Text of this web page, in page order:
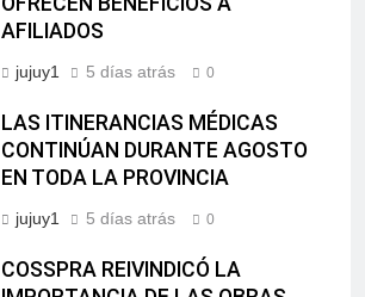
AFILIADOS
jujuy1 5 días atrás 0
LAS ITINERANCIAS MÉDICAS
CONTINÚAN DURANTE AGOSTO
EN TODA LA PROVINCIA
jujuy1 5 días atrás 0
COSSPRA REIVINDICÓ LA